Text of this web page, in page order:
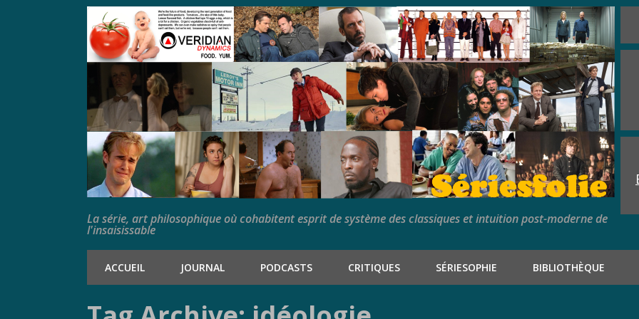
La série, art philosophique où cohabitent esprit de système des classiques et intuition post-moderne de
l'insaisissable
ACCUEIL JOURNAL PODCASTS CRITIQUES SÉRIESOPHIE BIBLIOTHÈQUE